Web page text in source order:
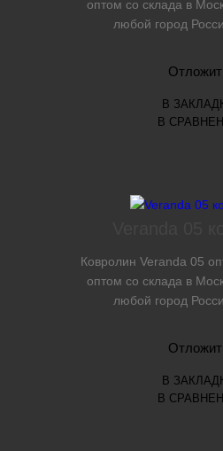
оптом со склада в
любой город
В
В
Ковролин Veranda 05
оптом со склада в
любой город
В
В